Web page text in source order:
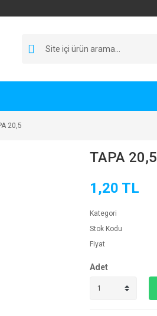
20,5
TAPA 20,5
1,20 TL
Kategori
Stok Kodu
Fiyat
Adet